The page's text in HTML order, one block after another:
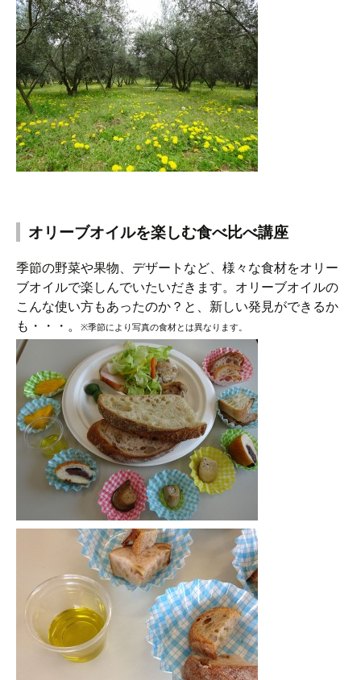
オリーブオイルを楽しむ食べ比べ講座
季節の野菜や果物、デザートなど、様々な食材をオリー
ブオイルで楽しんでいたいだきます。オリーブオイルの
こんな使い方もあったのか？と、新しい発見ができるか
も・・・。
※季節により写真の食材とは異なります。